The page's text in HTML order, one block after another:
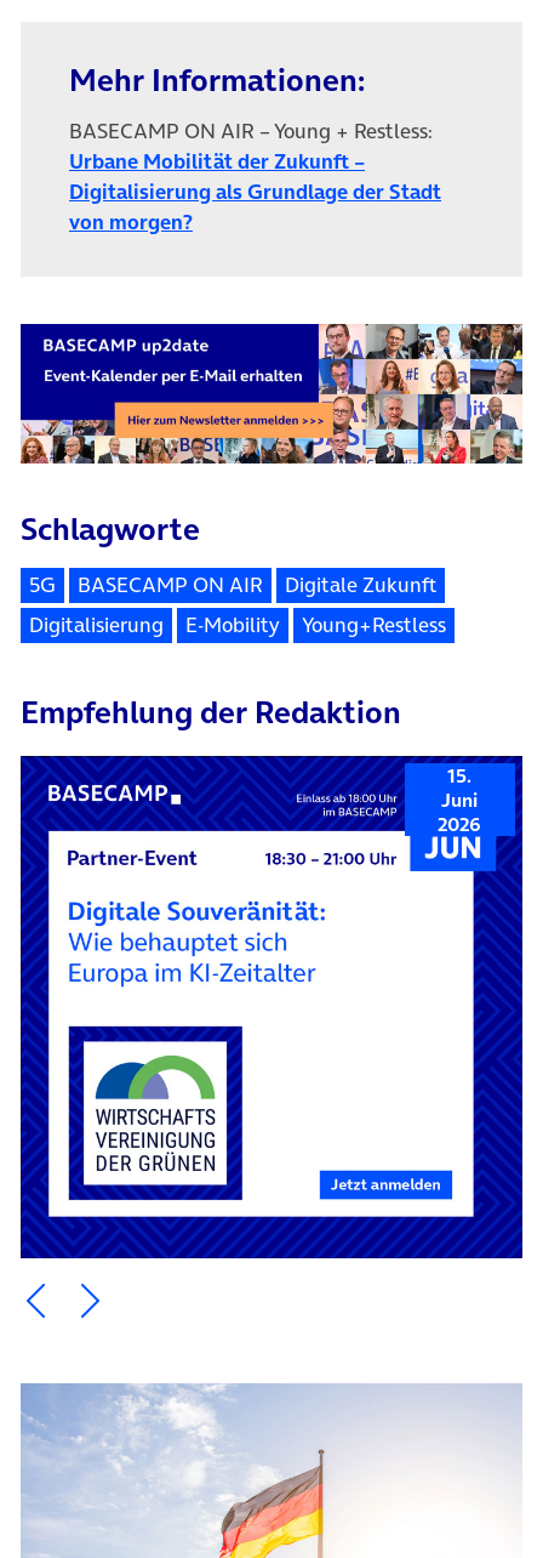
Mehr Informationen:
BASECAMP ON AIR – Young + Restless:
Urbane Mobilität der Zukunft –
Digitalisierung als Grundlage der Stadt
von morgen?(öffnet in neuem Tab)
Schlagworte
5G BASECAMP ON AIR
Digitale Zukunft
Digitalisierung
E-Mobility Young+Restless
Empfehlung der Redaktion
15.
Juni
2026
Ein Element zurück blättern
Ein Element weiter blättern